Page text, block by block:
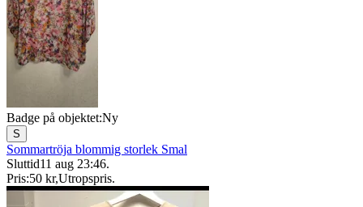
Badge på objektet:Ny
S
Sommartröja blommig storlek Smal
Sluttid11 aug 23:46.
Pris:50 kr,Utropspris.